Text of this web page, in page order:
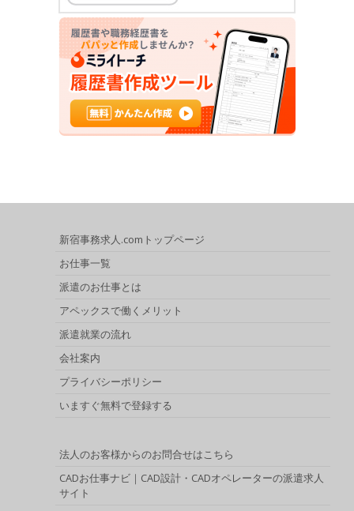
新宿事務求人.comトップページ
お仕事一覧
派遣のお仕事とは
アペックスで働くメリット
派遣就業の流れ
会社案内
プライバシーポリシー
いますぐ無料で登録する
法人のお客様からのお問合せはこちら
CADお仕事ナビ｜CAD設計・CADオペレーターの派遣求人
サイト